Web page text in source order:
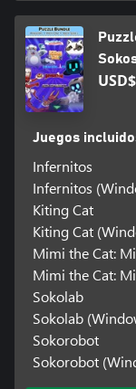
Juegos
Infernitos
Infernitos
Kiting Cat
Kiting Cat
Mimi the Cat:
Mimi the Cat:
Sokolab
Sokolab
Sokorobot
Sokorobot